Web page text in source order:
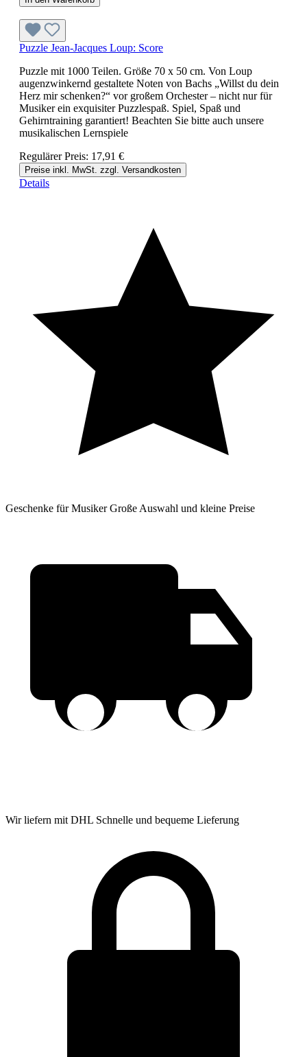
Puzzle Jean-Jacques Loup: Score
Puzzle mit 1000 Teilen. Größe 70 x 50 cm. Von Loup
augenzwinkernd gestaltete Noten von Bachs „Willst du dein
Herz mir schenken?“ vor großem Orchester – nicht nur für
Musiker ein exquisiter Puzzlespaß. Spiel, Spaß und
Gehirntraining garantiert! Beachten Sie bitte auch unsere
musikalischen Lernspiele
Regulärer Preis: 17,91 €
Preise inkl. MwSt. zzgl. Versandkosten
Details
Geschenke für Musiker Große Auswahl und kleine Preise
Wir liefern mit DHL Schnelle und bequeme Lieferung